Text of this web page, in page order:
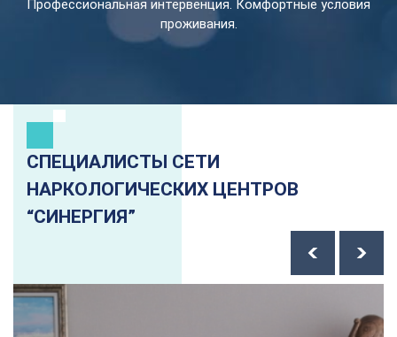
Профессиональная интервенция. Комфортные условия
проживания.
СПЕЦИАЛИСТЫ СЕТИ
НАРКОЛОГИЧЕСКИХ ЦЕНТРОВ
“СИНЕРГИЯ”